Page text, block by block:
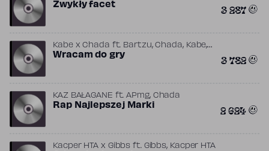
Z.B.U.K.U
Zwykły facet 3 287
Kabe x Chada ft. Bartzu,Chada, Kabe,
Opiat
Wracam do gry 3 782
KAZ BAŁAGANE ft.APmg, Chada
Rap Najlepszej Marki 2 624
Kacper HTA x Gibbs ft. Gibbs, Kacper HTA